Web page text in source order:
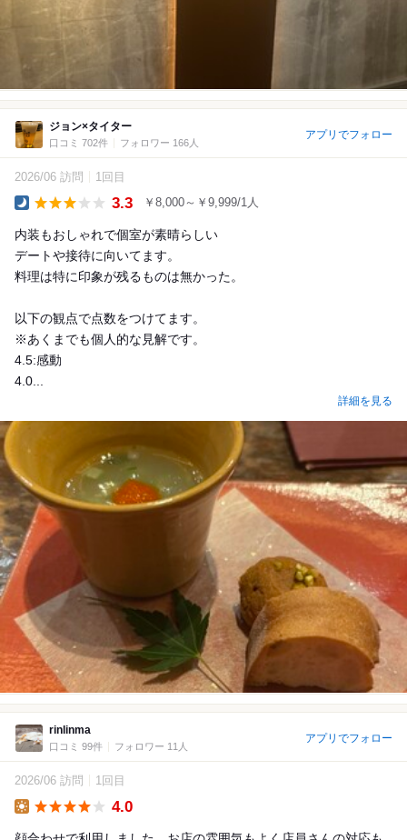
ジョン×タイター
口コミ 702件 フォロワー 166人
アプリでフォロー
2026/06 訪問 1回目
3.3 ￥8,000～￥9,999/1人
内装もおしゃれで個室が素晴らしい
デートや接待に向いてます。
料理は特に印象が残るものは無かった。
以下の観点で点数をつけてます。
※あくまでも個人的な見解です。
4.5:感動
4.0...
詳細を見る
rinlinma
口コミ 99件 フォロワー 11人
アプリでフォロー
2026/06 訪問 1回目
4.0